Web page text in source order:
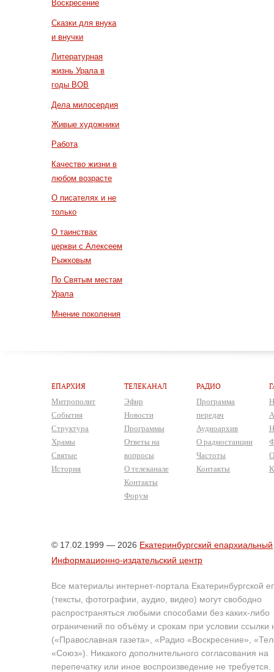
Воскресение
Сказки для внука
и внучки
Литературная
жизнь Урала в
годы ВОВ
Дела милосердия
Живые художники
Работа
Качество жизни в
любом возрасте
О писателях и не
только
О таинствах
церкви с Алексеем
Рыжковым
По Святым местам
Урала
Мнение поколения
ЕПАРХИЯ
Митрополит
События
Структура
Храмы
Святые
История
ТЕЛЕКАНАЛ
Эфир
Новости
Программы
Ответы на
вопросы
О телеканале
Контакты
Форум
РАДИО
Программа
передач
Аудиоархив
О радиостанции
Частоты
Контакты
© 17.02.1999 — 2026 Екатеринбургский епархиальный
Информационно-издательский центр
Все материалы интернет-портала Екатеринбургской
(тексты, фотографии, аудио, видео) могут свободно
распространяться любыми способами без каких-либо
ограничений по объёму и срокам при условии ссылки
(«Православная газета», «Радио «Воскресение»,
«Союз»). Никакого дополнительного согласования на
перепечатку или иное воспроизведение не требуется.